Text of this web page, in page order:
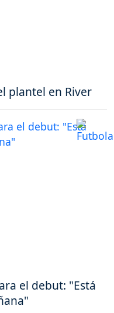
plantel en River
el debut: "Está